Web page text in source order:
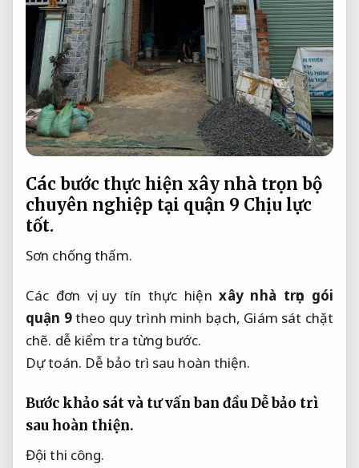
Các bước thực hiện xây nhà trọn bộ
chuyên nghiệp tại quận 9 Chịu lực
tốt.
Sơn chống thấm.
Các đơn vị uy tín thực hiệnxây nhà trọn gói
quận 9theo quy trình minh bạch, Giám sát chặt
chẽ. dễ kiểm tra từng bước.
Dự toán. Dễ bảo trì sau hoàn thiện.
Bước khảo sát và tư vấn ban đầuDễ bảo trì
sau hoàn thiện.
Đội thi công.